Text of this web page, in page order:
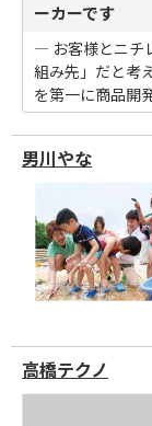
ーカーです
― お客様とニチ
組み先」だと考
を第一に商品開
男川やな
高橋テクノ